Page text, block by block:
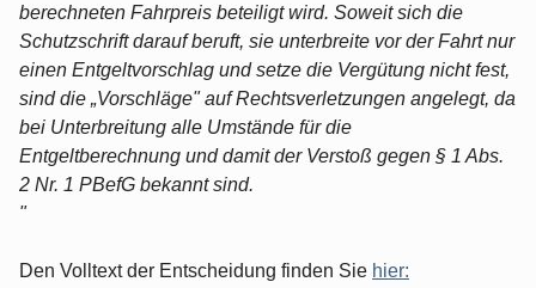
berechneten Fahrpreis beteiligt wird. Soweit sich die
Schutzschrift darauf beruft, sie unterbreite vor der Fahrt nur
einen Entgeltvorschlag und setze die Vergütung nicht fest,
sind die „Vorschläge" auf Rechtsverletzungen angelegt, da
bei Unterbreitung alle Umstände für die
Entgeltberechnung und damit der Verstoß gegen § 1 Abs.
2 Nr. 1 PBefG bekannt sind.
"
Den Volltext der Entscheidung finden Sie hier: